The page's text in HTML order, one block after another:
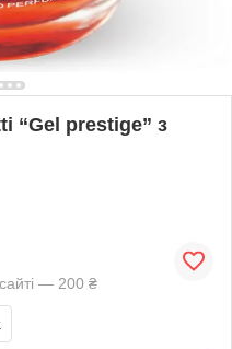
“Gel prestige” з
— 200 ₴